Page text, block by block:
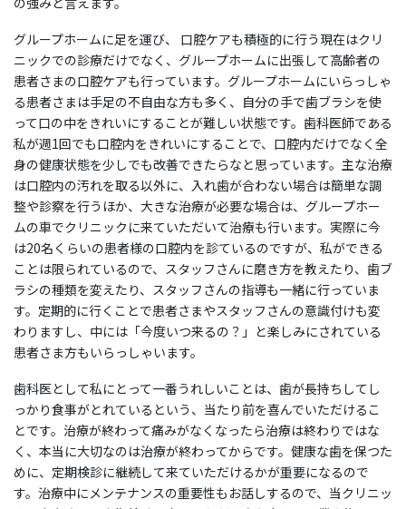
グループホームに足を運び、 口腔ケアも積極的に行う現在はクリ
ニックでの診療だけでなく、グループホームに出張して高齢者の
患者さまの口腔ケアも行っています。グループホームにいらっしゃ
る患者さまは手足の不自由な方も多く、自分の手で歯ブラシを使
って口の中をきれいにすることが難しい状態です。歯科医師である
私が週1回でも口腔内をきれいにすることで、口腔内だけでなく全
身の健康状態を少しでも改善できたらなと思っています。主な治療
は口腔内の汚れを取る以外に、入れ歯が合わない場合は簡単な調
整や診察を行うほか、大きな治療が必要な場合は、グループホー
ムの車でクリニックに来ていただいて治療も行います。実際に今
は20名くらいの患者様の口腔内を診ているのですが、私ができる
ことは限られているので、スタッフさんに磨き方を教えたり、歯ブ
ラシの種類を変えたり、スタッフさんの指導も一緒に行っていま
す。定期的に行くことで患者さまやスタッフさんの意識付けも変
わりますし、中には「今度いつ来るの？」と楽しみにされている
患者さま方もいらっしゃいます。
歯科医として私にとって一番うれしいことは、歯が長持ちしてし
っかり食事がとれているという、当たり前を喜んでいただけるこ
とです。治療が終わって痛みがなくなったら治療は終わりではな
く、本当に大切なのは治療が終わってからです。健康な歯を保つた
めに、定期検診に継続して来ていただけるかが重要になるので
す。治療中にメンテナンスの重要性もお話しするので、当クリニッ